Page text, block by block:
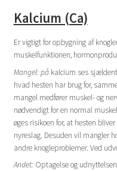
Kalcium (Ca)
Er vigtigt for opbygning af
muskelfunktionen,
Mangel: påkalcium ses sjældent
hvad hesten har brug for,
mangel medfører muskel- og
nødvendigt for en normal
øges risikoen for, at hesten
nyreslag. Desuden vil mangler
andre knogleproblemer. Ved
Andet:Optagelse og